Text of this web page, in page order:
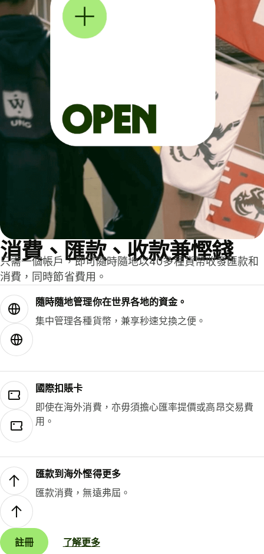
消費、匯款、收款兼慳錢
只需一個帳戶，即可隨時隨地以40多種貨幣收發匯款和
消費，同時節省費用。
隨時隨地管理你在世界各地的資金。
集中管理各種貨幣，兼享秒速兌換之便。
國際扣賬卡
即使在海外消費，亦毋須擔心匯率提價或高昂交易費
用。
匯款到海外慳得更多
匯款消費，無遠弗屆。
註冊 了解更多